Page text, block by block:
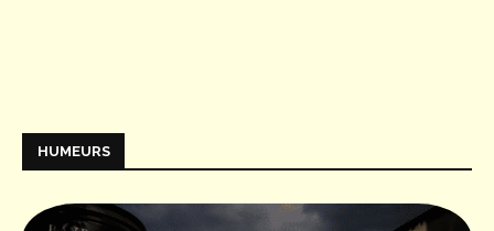
HUMEURS